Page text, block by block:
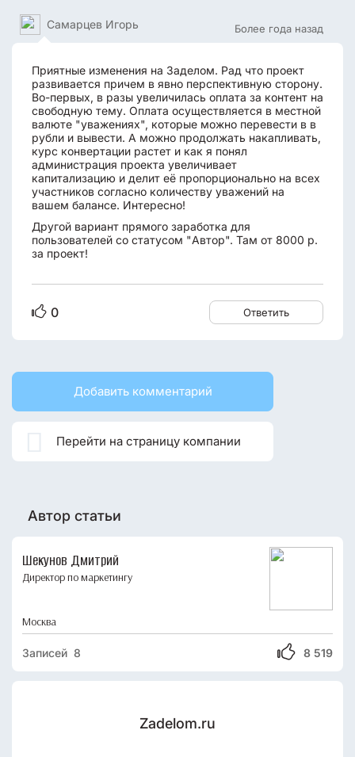
Более года назад
Самарцев Игорь
Приятные изменения на Заделом. Рад что проект
развивается причем в явно перспективную сторону.
Во-первых, в разы увеличилась оплата за контент на
свободную тему. Оплата осуществляется в местной
валюте "уважениях", которые можно перевести в в
рубли и вывести. А можно продолжать накапливать,
курс конвертации растет и как я понял
администрация проекта увеличивает
капитализацию и делит её пропорционально на всех
участников согласно количеству уважений на
вашем балансе. Интересно!
Другой вариант прямого заработка для
пользователей со статусом "Автор". Там от 8000 р.
за проект!
0 Ответить
Добавить комментарий
Перейти на страницу компании
Автор статьи
Шекунов Дмитрий
Директор по маркетингу
Москва
8 519
Записей 8
Zadelom.ru